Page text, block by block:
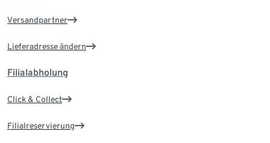
Versandpartner
Lieferadresse ändern
Filialabholung
Click & Collect
Filialreservierung